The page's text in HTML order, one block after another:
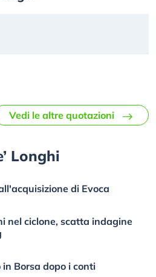
Vedi le altre quotazioni
Longhi
di Evoca
nel ciclone, scatta indagine
Borsa dopo i conti